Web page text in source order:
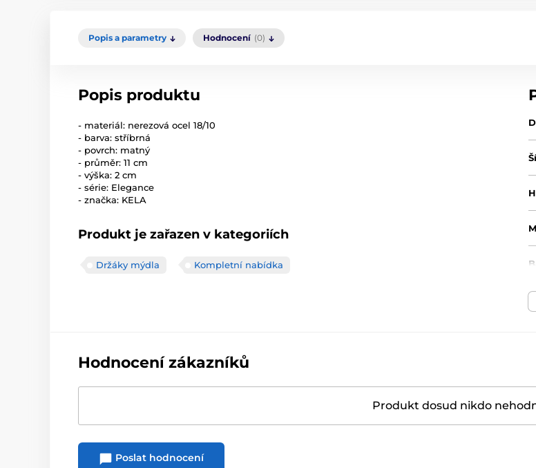
Popis a parametry Hodnocení (0)
Popis produktu
- materiál: nerezová ocel 18/10
- barva: stříbrná
- povrch: matný
- průměr: 11 cm
- výška: 2 cm
- série: Elegance
- značka: KELA
Produkt je zařazen v kategoriích
Držáky mýdla Kompletní nabídka
Hodnocení zákazníků
Produkt dosud nikdo
Poslat hodnocení